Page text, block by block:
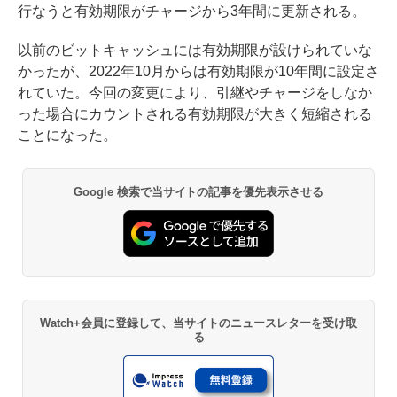
行なうと有効期限がチャージから3年間に更新される。
以前のビットキャッシュには有効期限が設けられていな
かったが、2022年10月からは有効期限が10年間に設定さ
れていた。今回の変更により、引継やチャージをしなか
った場合にカウントされる有効期限が大きく短縮される
ことになった。
Google 検索で当サイトの記事を優先表示させる
Watch+会員に登録して、当サイトのニュースレターを受け取
る